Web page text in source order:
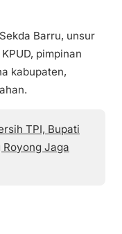
Barru, unsur
pimpinan
kabupaten,
TPI, Bupati
Royong Jaga